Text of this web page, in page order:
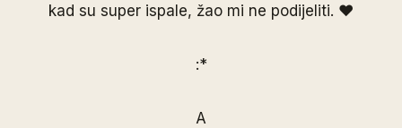
kad su super ispale, žao mi ne podijeliti. ♥
:*
A